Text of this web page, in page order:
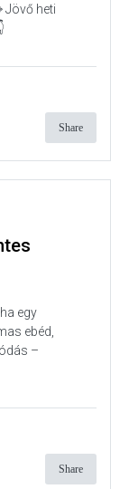
Jövő heti
Share
egy
ebéd,
–
Share